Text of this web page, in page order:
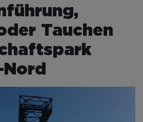
Tauchen